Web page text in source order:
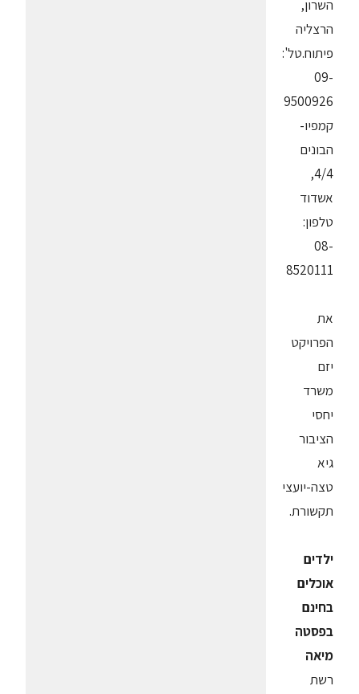
השרון,
הרצליה
פיתוח.טל':
09-
9500926
קמפיו-
הבונים
4/4,
אשדוד
טלפון:
08-
8520111
את
הפרויקט
יזם
משרד
יחסי
הציבור
גיא
טצה-יועצי
תקשורת.
ילדים
אוכלים
בחינם
בפסטה
מיאה
רשת